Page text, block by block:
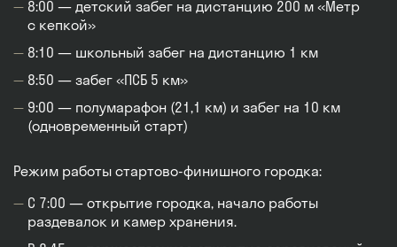
8:00 — детский забег на дистанцию 200 м «Метр
с кепкой»
8:10 — школьный забег на дистанцию 1 км
8:50 — забег «ПСБ 5 км»
9:00 — полумарафон (21,1 км) и забег на 10 км
(одновременный старт)
Режим работы стартово-финишного городка:
С 7:00 — открытие городка, начало работы
раздевалок и камер хранения.